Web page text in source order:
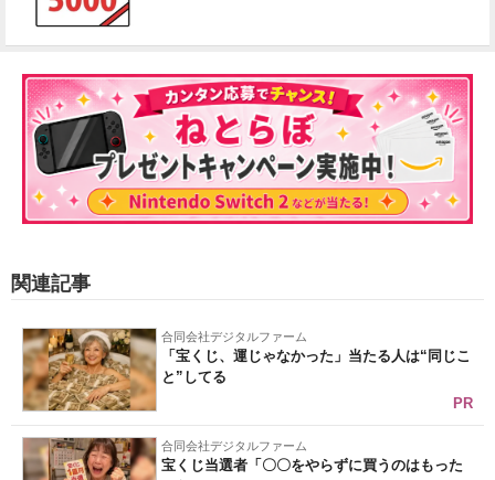
関連記事
合同会社デジタルファーム
「宝くじ、運じゃなかった」当たる人は“同じこ
と”してる
PR
合同会社デジタルファーム
宝くじ当選者「〇〇をやらずに買うのはもった